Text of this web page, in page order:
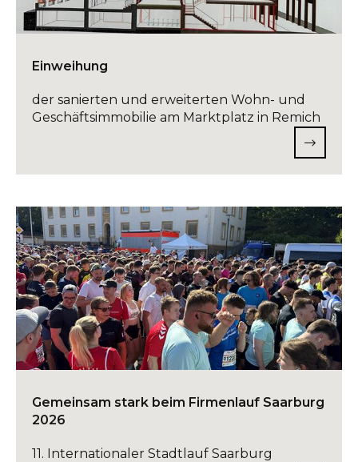
Ansprechpartner
Einweihung
der sanierten und erweiterten Wohn- und
Geschäftsimmobilie am Marktplatz in Remich
Gemeinsam stark beim Firmenlauf Saarburg
2026
11. Internationaler Stadtlauf Saarburg